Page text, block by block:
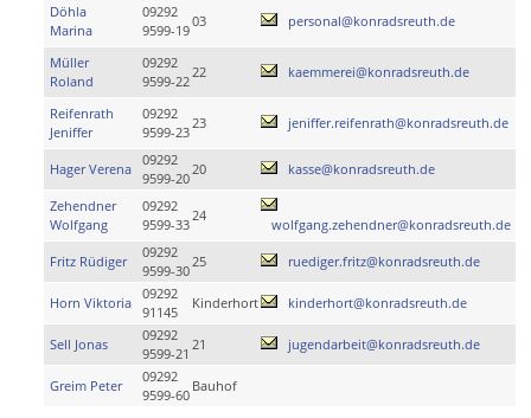
Döhla
Marina
09292
9599-19
03 personal@konradsreuth.de
Müller
Roland
09292
9599-22
22 kaemmerei@konradsreuth.de
Reifenrath
Jeniffer
09292
9599-23
23 jeniffer.reifenrath@konradsreuth.de
Hager Verena
09292
9599-20
20 kasse@konradsreuth.de
Zehendner
Wolfgang
09292
9599-33
24
wolfgang.zehendner@konradsreuth.de
Fritz Rüdiger
09292
9599-30
25 ruediger.fritz@konradsreuth.de
Horn Viktoria
09292
91145
Kinderhort kinderhort@konradsreuth.de
Sell Jonas
09292
9599-21
21 jugendarbeit@konradsreuth.de
Greim Peter
09292
9599-60
Bauhof